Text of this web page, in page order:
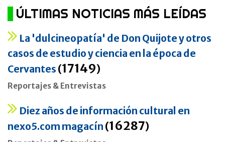
ÚLTIMAS NOTICIAS MÁS LEÍDAS
La 'dulcineopatía' de Don Quijote y otros
casos de estudio y ciencia en la época de
Cervantes (17149)
Reportajes & Entrevistas
Diez años de información cultural en
nexo5.com magacín (16287)